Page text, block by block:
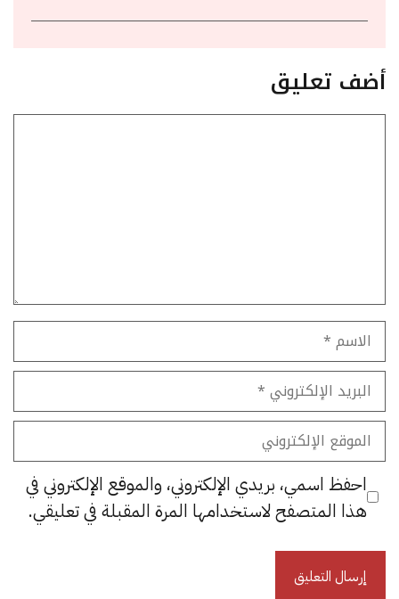
أضف تعليق
الاسم
البريد
الإلكتروني
الموقع
الإلكتروني
احفظ اسمي، بريدي الإلكتروني، والموقع الإلكتروني في
هذا المتصفح لاستخدامها المرة المقبلة في تعليقي.